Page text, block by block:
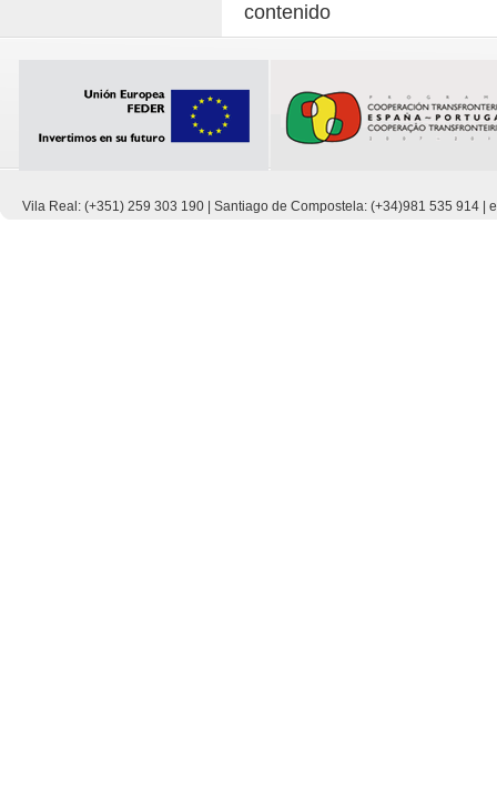
Vila Real: (+351) 259 303 190 | Santiago de Compostela: (+34)981 535 914 |